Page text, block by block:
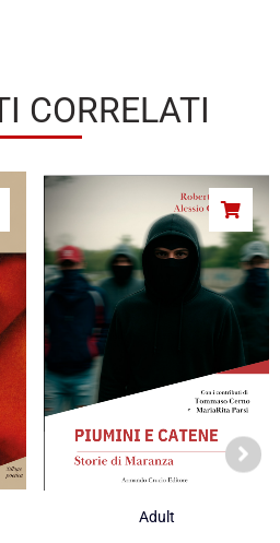
CORRELATI
Adult